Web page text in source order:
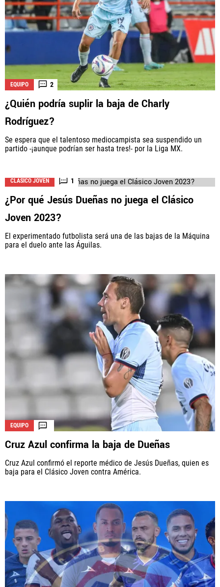
EQUIPO 2
¿Quién podría suplir la baja de Charly
Rodríguez?
Se espera que el talentoso mediocampista sea suspendido un
partido -¡aunque podrían ser hasta tres!- por la Liga MX.
CLÁSICO JOVEN 1
¿Por qué Jesús Dueñas no juega el Clásico
Joven 2023?
El experimentado futbolista será una de las bajas de la Máquina
para el duelo ante las Águilas.
EQUIPO
Cruz Azul confirma la baja de Dueñas
Cruz Azul confirmó el reporte médico de Jesús Dueñas, quien es
baja para el Clásico Joven contra América.